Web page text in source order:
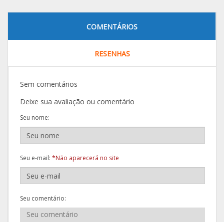
COMENTÁRIOS
RESENHAS
Sem comentários
Deixe sua avaliação ou comentário
Seu nome:
Seu e-mail: *Não aparecerá no site
Seu comentário: